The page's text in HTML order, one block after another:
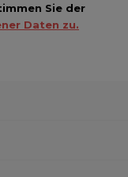
Sie der
Daten zu.